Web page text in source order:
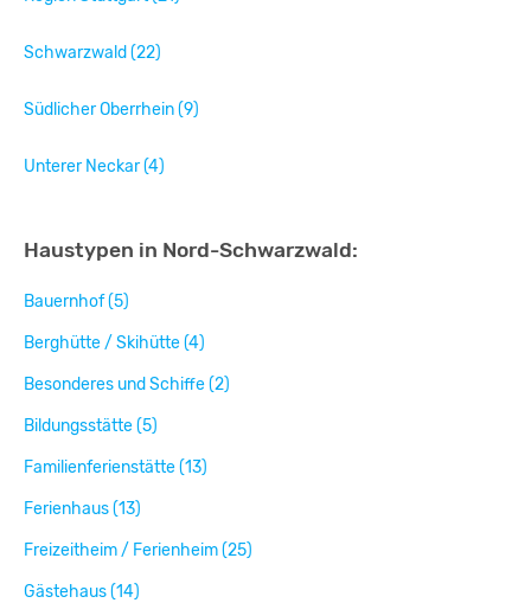
Schwarzwald (22)
Südlicher Oberrhein (9)
Unterer Neckar (4)
Haustypen in Nord-Schwarzwald:
Bauernhof (5)
Berghütte / Skihütte (4)
Besonderes und Schiffe (2)
Bildungsstätte (5)
Familienferienstätte (13)
Ferienhaus (13)
Freizeitheim / Ferienheim (25)
Gästehaus (14)